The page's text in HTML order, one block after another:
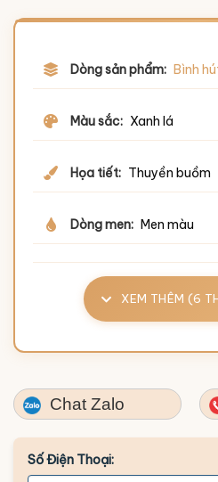
Dòng sản phẩm: Bình
Màu sắc: Xanh lá
Họa tiết: Thuyền buồm
Dòng men: Men màu
XEM THÊM (6
Chat Zalo
Số Điện Thoại: